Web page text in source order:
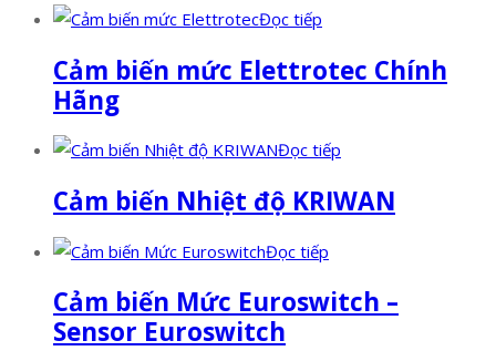
Đọc tiếp
Cảm biến mức Elettrotec Chính
Hãng
Đọc tiếp
Cảm biến Nhiệt độ KRIWAN
Đọc tiếp
Cảm biến Mức Euroswitch –
Sensor Euroswitch